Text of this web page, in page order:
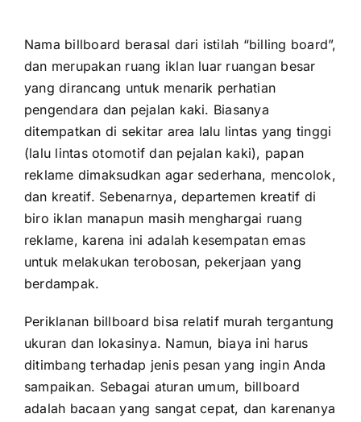
Nama billboard berasal dari istilah “billing board”,
dan merupakan ruang iklan luar ruangan besar
yang dirancang untuk menarik perhatian
pengendara dan pejalan kaki. Biasanya
ditempatkan di sekitar area lalu lintas yang tinggi
(lalu lintas otomotif dan pejalan kaki), papan
reklame dimaksudkan agar sederhana, mencolok,
dan kreatif. Sebenarnya, departemen kreatif di
biro iklan manapun masih menghargai ruang
reklame, karena ini adalah kesempatan emas
untuk melakukan terobosan, pekerjaan yang
berdampak.
Periklanan billboard bisa relatif murah tergantung
ukuran dan lokasinya. Namun, biaya ini harus
ditimbang terhadap jenis pesan yang ingin Anda
sampaikan. Sebagai aturan umum, billboard
adalah bacaan yang sangat cepat, dan karenanya